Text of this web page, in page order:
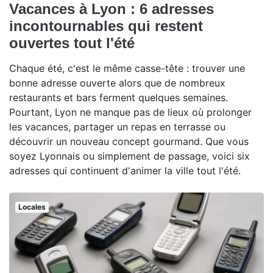
Vacances à Lyon : 6 adresses
incontournables qui restent
ouvertes tout l'été
Chaque été, c'est le même casse-tête : trouver une
bonne adresse ouverte alors que de nombreux
restaurants et bars ferment quelques semaines.
Pourtant, Lyon ne manque pas de lieux où prolonger
les vacances, partager un repas en terrasse ou
découvrir un nouveau concept gourmand. Que vous
soyez Lyonnais ou simplement de passage, voici six
adresses qui continuent d'animer la ville tout l'été.
Locales